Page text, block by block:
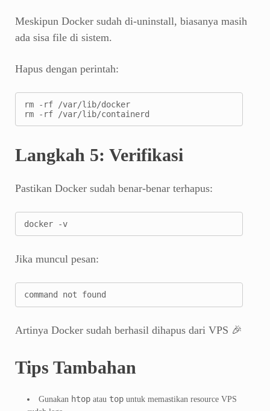
Meskipun Docker sudah di-uninstall, biasanya masih
ada sisa file di sistem.
Hapus dengan perintah:
rm -rf /var/lib/docker
rm -rf /var/lib/containerd
Langkah 5: Verifikasi
Pastikan Docker sudah benar-benar terhapus:
docker -v
Jika muncul pesan:
command not found
Artinya Docker sudah berhasil dihapus dari VPS 🎉
Tips Tambahan
Gunakan htop atau top untuk memastikan resource VPS